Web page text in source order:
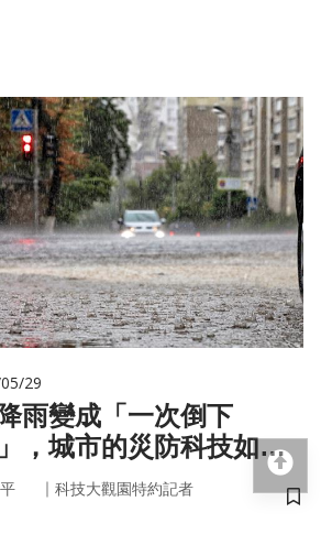
29
雨變成「一次倒下
，城市的災防科技如何
應變？
｜ 科技大觀園特約記者
儲
回